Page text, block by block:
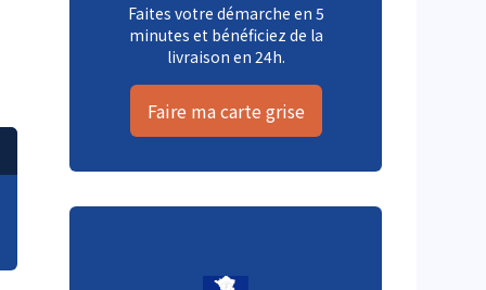
Faites votre démarche en 5
minutes et bénéficiez de la
livraison en 24h.
Faire ma carte grise